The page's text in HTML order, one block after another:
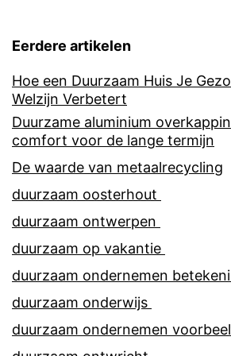
Eerdere artikelen
Hoe een Duurzaam Huis Je
Welzijn Verbetert
Duurzame aluminium
comfort voor de lange termijn
De waarde van metaalrecycling
duurzaam oosterhout
duurzaam ontwerpen
duurzaam op vakantie
duurzaam ondernemen
duurzaam onderwijs
duurzaam ondernemen